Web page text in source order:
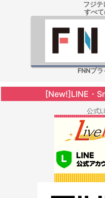
フジ
すべ
FNNプ
[New!]LINE・
公式